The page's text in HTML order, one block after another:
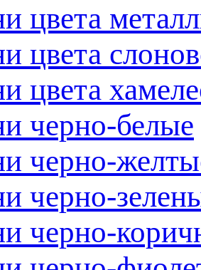
цвета
цвета
цвета
черно-белые
черно-
черно-
черно-